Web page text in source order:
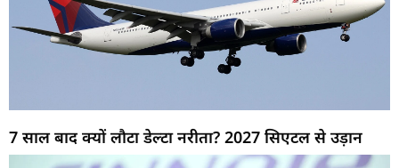
7 साल बाद क्यों लौटा डेल्टा नरीता? 2027 सिएटल से उड़ान